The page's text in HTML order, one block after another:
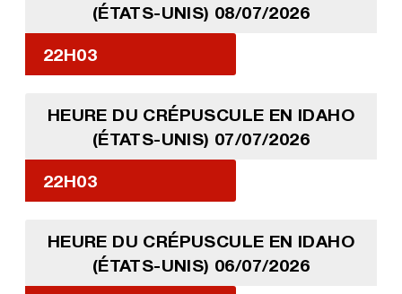
(ÉTATS-UNIS) 08/07/2026
22H03
HEURE DU CRÉPUSCULE EN IDAHO
(ÉTATS-UNIS) 07/07/2026
22H03
HEURE DU CRÉPUSCULE EN IDAHO
(ÉTATS-UNIS) 06/07/2026